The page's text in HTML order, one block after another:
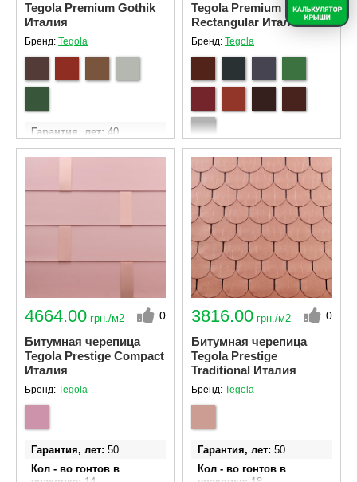
Tegola Premium Gothik
Италия
Бренд: Tegola
Гарантия, лет 40
Кол - во гонтов в
Tegola Premium
Rectangular Италия
Бренд: Tegola
Гарантия, лет
40
Кол - во гонтов в
упаковке
21
Ширина гонта
340 мм
Длина гонта
1000 мм
Площадь эффективного
покрытия одной
упаковки м² 3.05
4664.00 грн./м2 0
Битумная черепица
Tegola Prestige Compact
Италия
Бренд: Tegola
Гарантия, лет 50
Кол - во гонтов в
3816.00 грн./м2 0
Битумная черепица
Tegola Prestige
Traditional Италия
Бренд: Tegola
Гарантия, лет 50
Кол - во гонтов в